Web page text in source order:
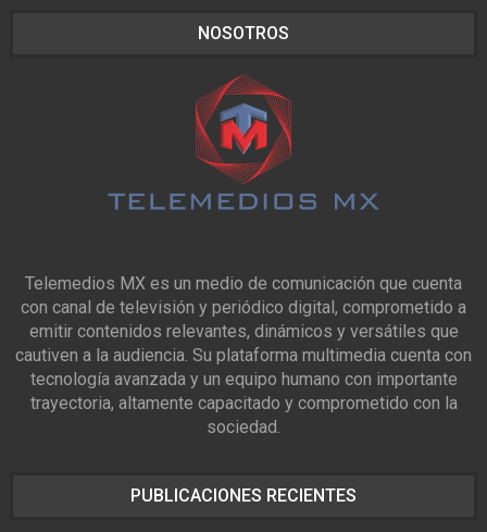
NOSOTROS
Telemedios MX es un medio de comunicación que cuenta
con canal de televisión y periódico digital, comprometido a
emitir contenidos relevantes, dinámicos y versátiles que
cautiven a la audiencia. Su plataforma multimedia cuenta con
tecnología avanzada y un equipo humano con importante
trayectoria, altamente capacitado y comprometido con la
sociedad.
PUBLICACIONES RECIENTES